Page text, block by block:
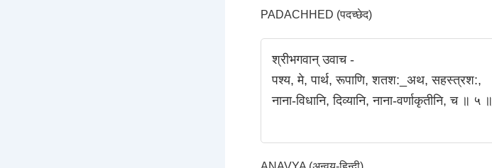
PADACHHED (पदच्छेद)
श्रीभगवान् उवाच -
पश्य, मे, पार्थ, रूपाणि, शतश:_अथ, सहस्त्रश:,
नाना-विधानि, दिव्यानि, नाना-वर्णाकृतीनि, च ॥ ५ ॥